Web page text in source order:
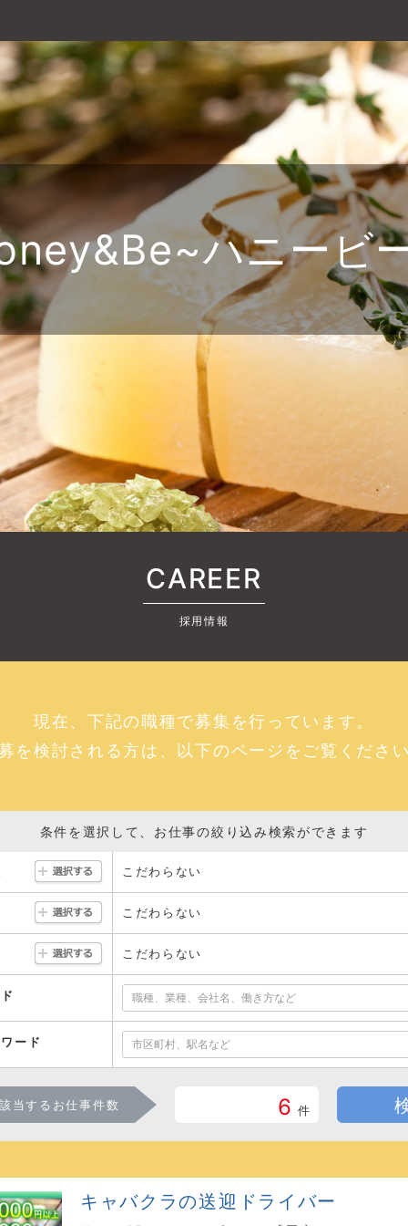
ハニービ
CAREER
採用情報
現在、下記の職種で募集を行っています。
を検討される方は、以下のページをご覧くださ
条件を選択して、お仕事の絞り込み検索ができます
こだわらない
こだわらない
こだわらない
ード
当するお仕事件数 6 件
キャバクラの送迎ドライバー